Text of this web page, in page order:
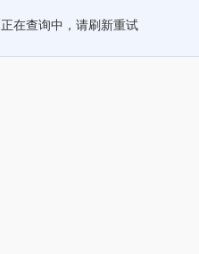
正在查询中，请刷新重试